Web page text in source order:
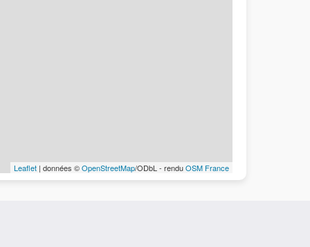
Leaflet | données ©OpenStreetMap/ODbL - renduOSM France